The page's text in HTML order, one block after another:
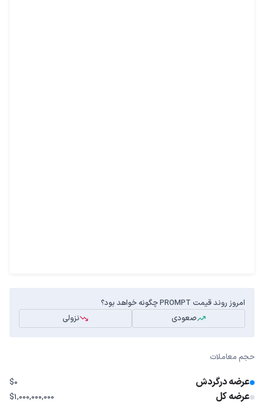
امروز روند قیمت PROMPT چگونه خواهد بود؟
صعودی
نزولی
حجم معاملات
عرضه درگردش $0
عرضه کل $1,000,000,000